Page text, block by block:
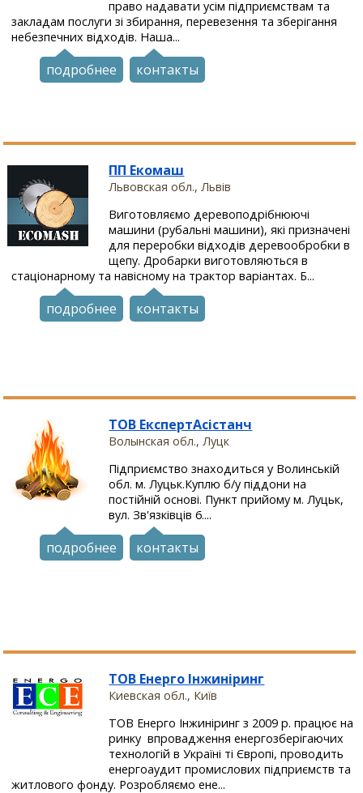
право надавати усім підприємствам та
закладам послуги зі збирання, перевезення та зберігання
небезпечних відходів. Наша...
подробнее контакты
ПП Екомаш
Львовская обл., Львів
Виготовляємо деревоподрібнюючі
машини (рубальні машини), які призначені
для переробки відходів деревообробки в
щепу. Дробарки виготовляються в
стаціонарному та навісному на трактор варіантах. Б...
подробнее контакты
ТОВ ЕкспертАсістанч
Волынская обл., Луцк
Підприємство знаходиться у Волинській
обл. м. Луцьк.Куплю б/у піддони на
постійній основі. Пункт прийому м. Луцьк,
вул. Зв'язківців 6....
подробнее контакты
ТОВ Енерго Інжиніринг
Киевская обл., Київ
ТОВ Енерго Інжиніринг з 2009 р. працює на
ринку впровадження енергозберігаючих
технологій в Україні ті Європі, проводить
енергоаудит промислових підприємств та
житлового фонду. Розробляємо ене...